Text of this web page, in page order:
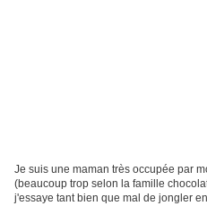
Je suis une maman très occupée par
(beaucoup trop selon la famille
j'essaye tant bien que mal de jongler